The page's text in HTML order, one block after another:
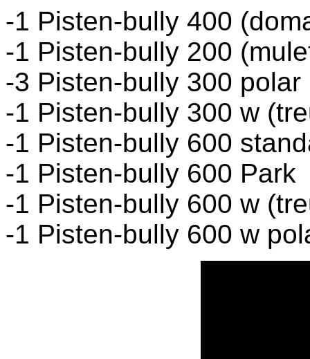
-1 Pisten-bully 400
-1 Pisten-bully 200
-3 Pisten-bully 300
-1 Pisten-bully 300 w
-1 Pisten-bully 600
-1 Pisten-bully 600 Park
-1 Pisten-bully 600 w
-1 Pisten-bully 600 w